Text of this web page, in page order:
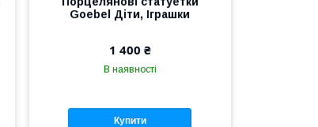
Goebel Діти, Іграшки
1 400 ₴
В наявності
Купити